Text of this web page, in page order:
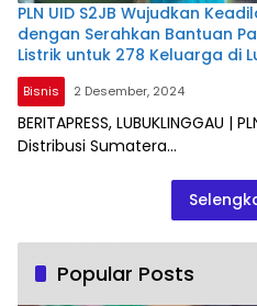
PLN UID S2JB Wujudkan
dengan Serahkan Bantuan
Listrik untuk 278 Keluarga di
Bisnis 2 Desember, 2024
BERITAPRESS, LUBUKLINGGAU |
Distribusi Sumatera…
Popular Posts